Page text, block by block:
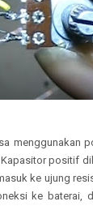
menggunakan
positif
ke ujung
ke baterai,